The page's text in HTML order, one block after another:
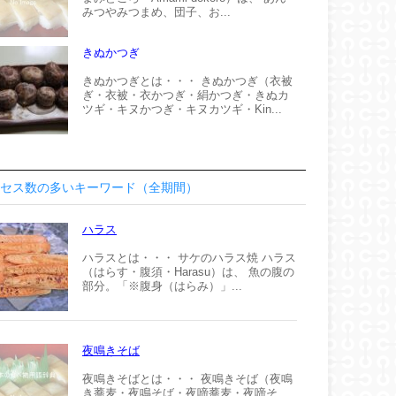
みつやみつまめ、団子、お...
きぬかつぎ
きぬかつぎとは・・・ きぬかつぎ（衣被
ぎ・衣被・衣かつぎ・絹かつぎ・きぬカ
ツギ・キヌかつぎ・キヌカツギ・Kin...
ス数の多いキーワード（全期間）
ハラス
ハラスとは・・・ サケのハラス焼 ハラス
（はらす・腹須・Harasu）は、 魚の腹の
部分。「※腹身（はらみ）」...
夜鳴きそば
夜鳴きそばとは・・・ 夜鳴きそば（夜鳴
き蕎麦・夜鳴そば・夜啼蕎麦・夜啼そ